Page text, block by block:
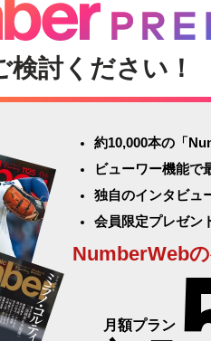
検討ください！
約10,000本の「
ビューワー機能で
独自のインタビュ
会員限定プレゼン
NumberWeb
月額プラン